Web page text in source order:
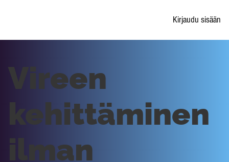
Kirjaudu sisään
Vireen
kehittäminen
ilman